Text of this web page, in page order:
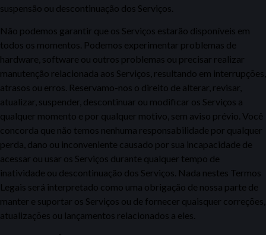
suspensão ou descontinuação dos Serviços.
Não podemos garantir que os Serviços estarão disponíveis em
todos os momentos. Podemos experimentar problemas de
hardware, software ou outros problemas ou precisar realizar
manutenção relacionada aos Serviços, resultando em interrupções,
atrasos ou erros. Reservamo-nos o direito de alterar, revisar,
atualizar, suspender, descontinuar ou modificar os Serviços a
qualquer momento e por qualquer motivo, sem aviso prévio. Você
concorda que não temos nenhuma responsabilidade por qualquer
perda, dano ou inconveniente causado por sua incapacidade de
acessar ou usar os Serviços durante qualquer tempo de
inatividade ou descontinuação dos Serviços. Nada nestes Termos
Legais será interpretado como uma obrigação de nossa parte de
manter e suportar os Serviços ou de fornecer quaisquer correções,
atualizações ou lançamentos relacionados a eles.